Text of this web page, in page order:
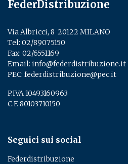
FederDistribuzione
Via Albricci, 8 ­ 20122 MILANO
Tel: 02/89075150
Fax: 02/6551169
Email: info@federdistribuzione.it
PEC: federdistribuzione@pec.it
P.IVA 10493160963
C.F. 80103710150
Seguici sui social
Federdistribuzione